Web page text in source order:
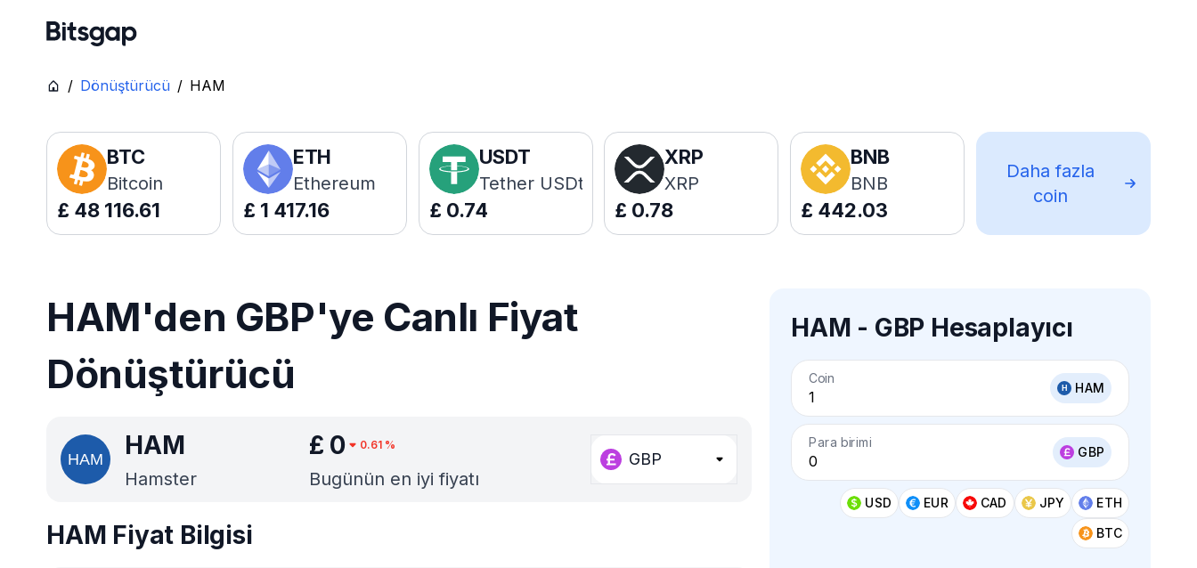
/ Dönüştürücü / HAM
BTC
Bitcoin
£ 48 116.61
ETH
Ethereum
£ 1 417.16
USDT
Tether USDt
£ 0.74
XRP
XRP
£ 0.78
BNB
BNB
£ 442.03
Daha fazla
coin
HAM'den GBP'ye Canlı Fiyat
Dönüştürücü
HAM
Hamster
£ 0 0.61%
Bugünün en iyi fiyatı
GBP
HAM - GBP Hesaplayıcı
Coin
HAM
Para birimi
GBP
USD EUR CAD JPY
ETH
BTC
HAM Fiyat Bilgisi